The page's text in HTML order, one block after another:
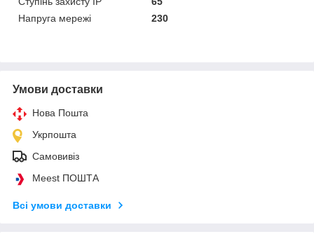
Напруга мережі
230
Умови доставки
Нова Пошта
Укрпошта
Самовивіз
Meest ПОШТА
Всі умови доставки